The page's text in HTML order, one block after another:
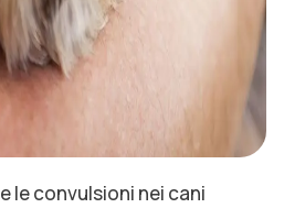
le convulsioni nei cani